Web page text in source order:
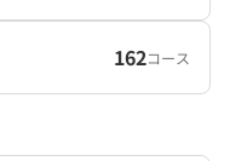
162コース